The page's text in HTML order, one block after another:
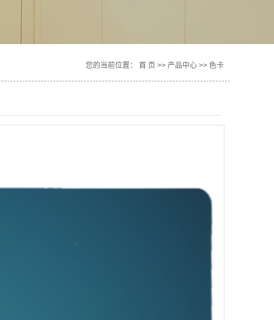
辅材您的当前位置： 首 页 >> 产品中心 >> 色卡